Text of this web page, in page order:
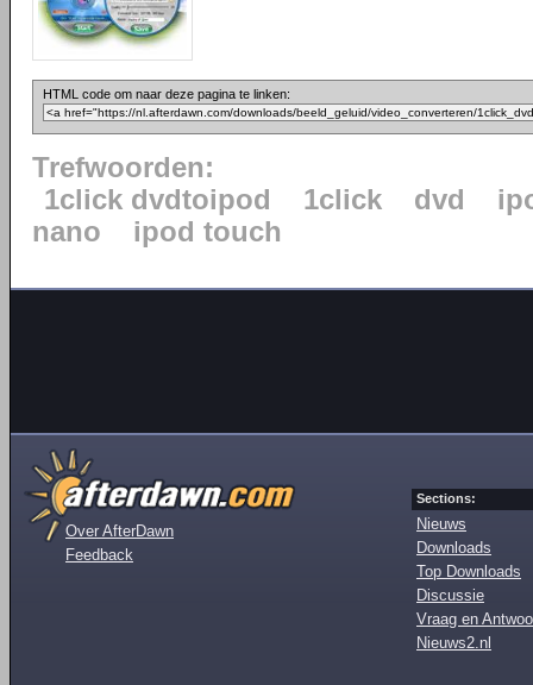
HTML code om naar deze pagina te linken:
Trefwoorden:
1click dvdtoipod
1click dvd
nano
ipod touch
Over AfterDawn
Feedback
Sections:
Nieuws
Downloads
Top Downloads
Discussie
Vraag en
Nieuws2.nl